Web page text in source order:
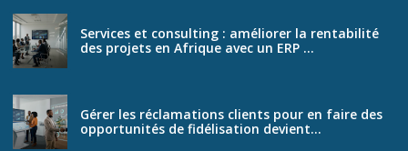
Services et consulting : améliorer la rentabilité
des projets en Afrique avec un ERP ...
Gérer les réclamations clients pour en faire des
opportunités de fidélisation devient...